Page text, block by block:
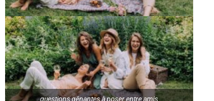
questions gênantes à poser entre amis